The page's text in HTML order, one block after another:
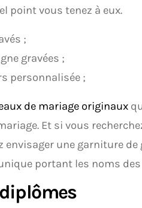
point vous tenez à eux.
;
gravées ;
personnalisée ;
de mariage originaux
Et si vous
envisager une garniture
portant les noms